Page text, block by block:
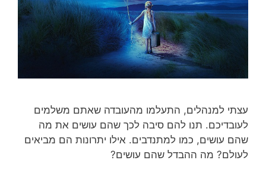
עצתי למנהלים, התעלמו מהעובדה שאתם משלמים
לעובדיכם. תנו להם סיבה לכך שהם עושים את מה
שהם עושים, כמו למתנדבים. אילו יתרונות הם מביאים
לעולם? מה ההבדל שהם עושים?